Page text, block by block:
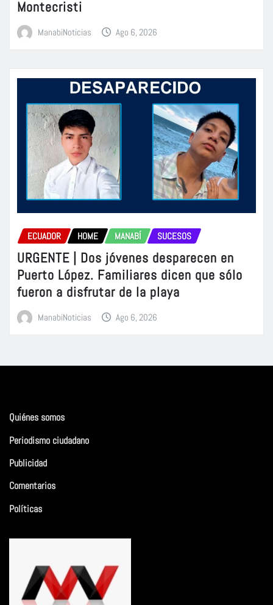
Montecristi
ManabiNoticias Ago 6, 2026
ECUADOR HOME MANABÍ SUCESOS
URGENTE | Dos jóvenes desparecen en
Puerto López. Familiares dicen que sólo
fueron a disfrutar de la playa
ManabiNoticias Ago 6, 2026
Quiénes somos
Periodismo ciudadano
Publicidad
Comentarios
Políticas